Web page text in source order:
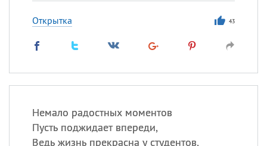
Открытка 43
Немало радостных моментов
Пусть поджидает впереди,
Ведь жизнь прекрасна у студентов,